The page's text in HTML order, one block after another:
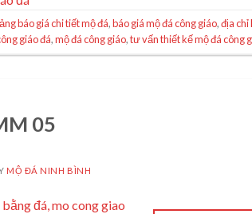
báo giá chi tiết mộ đá,báo giá mộ đá công giáo,địa chỉ
giáo đá,mộ đá công giáo,tư vấn thiết kế mộ đá công
05
MỘ ĐÁ NINH BÌNH